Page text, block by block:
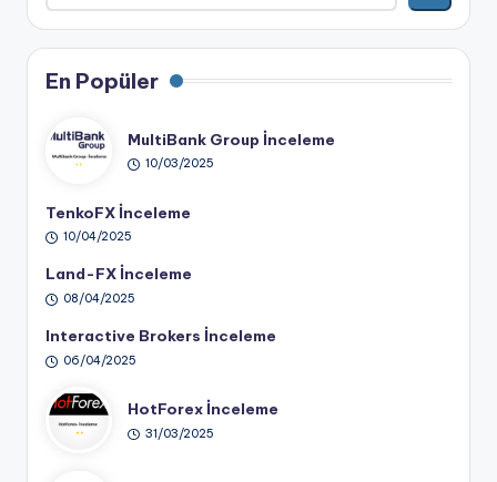
En Popüler
MultiBank Group İnceleme
10/03/2025
TenkoFX İnceleme
10/04/2025
Land-FX İnceleme
08/04/2025
Interactive Brokers İnceleme
06/04/2025
HotForex İnceleme
31/03/2025